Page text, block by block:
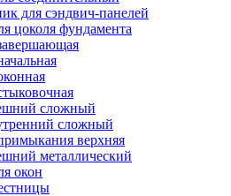
для сэндвич-панелей
цоколя фундамента
сложный
сложный
верхняя
металлический
окон